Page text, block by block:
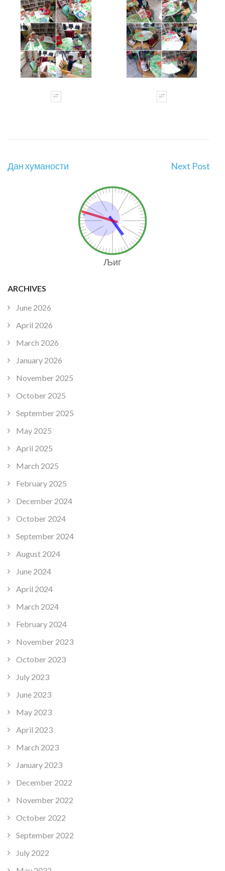
Дан хуманости Next Post
Љиг
ARCHIVES
June 2026
April 2026
March 2026
January 2026
November 2025
October 2025
September 2025
May 2025
April 2025
March 2025
February 2025
December 2024
October 2024
September 2024
August 2024
June 2024
April 2024
March 2024
February 2024
November 2023
October 2023
July 2023
June 2023
May 2023
April 2023
March 2023
January 2023
December 2022
November 2022
October 2022
September 2022
July 2022